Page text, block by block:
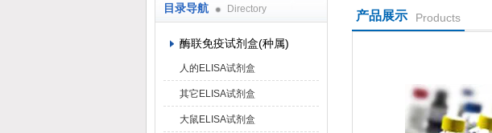
目录导航 Directory
酶联免疫试剂盒(种属)
人的ELISA试剂盒
其它ELISA试剂盒
大鼠ELISA试剂盒
产品展示 Products